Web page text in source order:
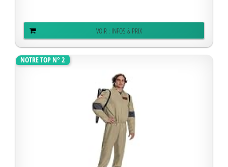
VOIR : INFOS & PRIX
NOTRE TOP N° 2